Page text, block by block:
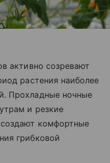
активно созревают
растения наиболее
Прохладные ночные
и резкие
комфортные
грибковой